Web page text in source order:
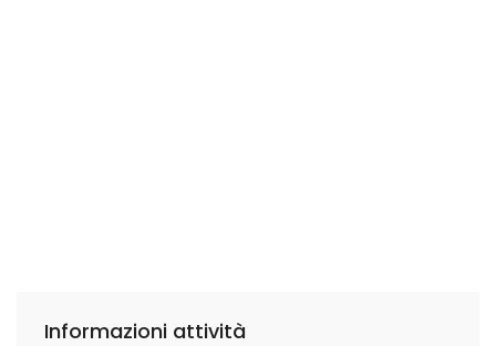
Informazioni attività